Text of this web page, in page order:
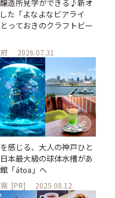
造所見学ができる♪新オ
た「よなよなビアライ
っておきのクラフトビー
2026.07.31
感じる、大人の神戸ひと
本最大級の球体水槽があ
「átoa」へ
[PR] 2025.08.12